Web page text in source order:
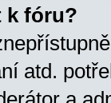
k fóru?
atd.